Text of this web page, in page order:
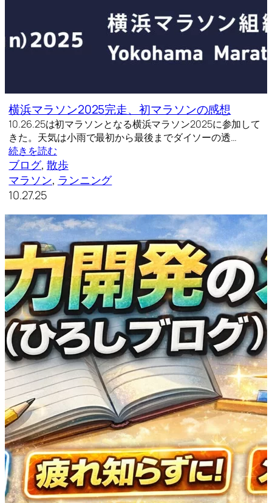
横浜マラソン2025完走、初マラソンの感想
10.26.25は初マラソンとなる横浜マラソン2025に参加して
きた。天気は小雨で最初から最後までダイソーの透…
続きを読む
ブログ, 散歩
マラソン, ランニング
10.27.25